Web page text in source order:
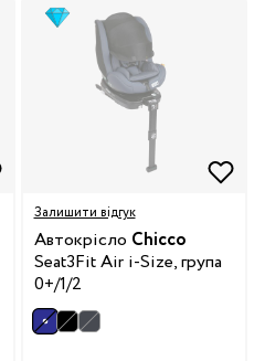
Залишити відгук
Автокрісло Chicco
Seat3Fit Air i-Size, група
0+/1/2